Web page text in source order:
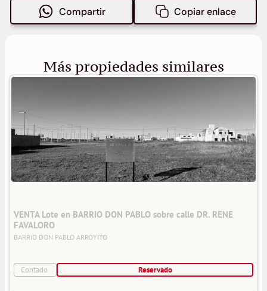
Compartir Copiar enlace
Más propiedades similares
VENTA Lote en BARRIO DON PABLO sobre calle DR. RENE
FAVALORO
BARRIO DON PABLO ARROYITO
Contado Reservado